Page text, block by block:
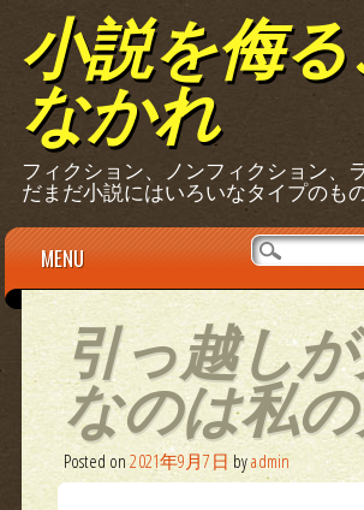
小説を侮
なかれ
フィクション、ノンフィクション、
だまだ小説にはいろいなタイプのも
Main menu
Skip
content
MENU
引っ越し
なのは私
Posted on2021年9月7日 byadmin